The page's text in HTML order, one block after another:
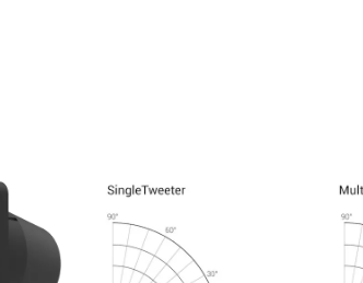
de tre fronthögtalarna (Vänster, Center,
av ljudupplevelsen. Genom att använda
du att en bil som kör genom bilden låter
från vänster till höger."